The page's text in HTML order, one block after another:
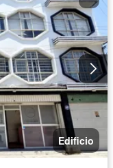
Edificio